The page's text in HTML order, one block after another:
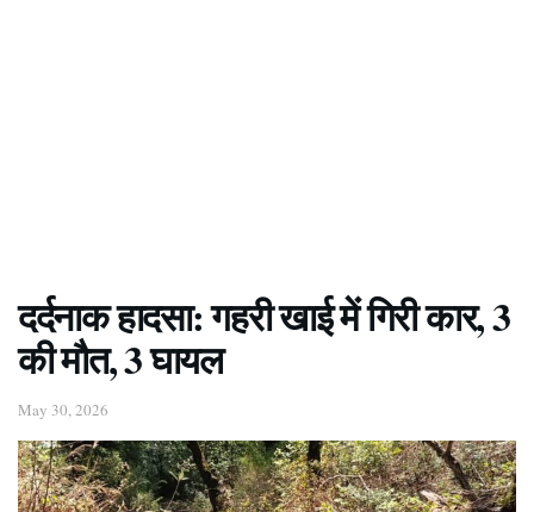
दर्दनाक हादसा: गहरी खाई में गिरी कार, 3
की मौत, 3 घायल
May 30, 2026